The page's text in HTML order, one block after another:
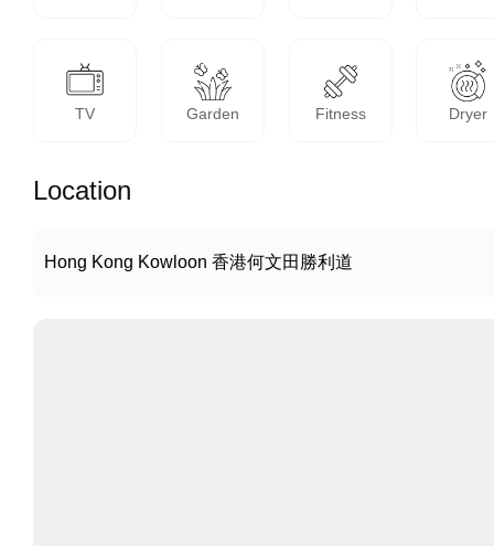
TV Garden Fitness Dryer
Location
Hong Kong Kowloon 香港何文田勝利道